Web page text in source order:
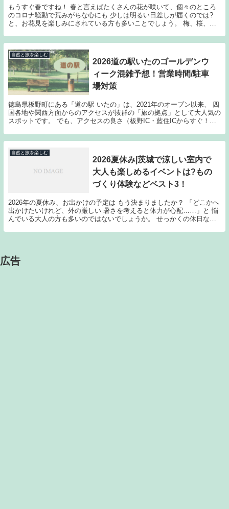
もうすぐ春ですね！ 春と言えばたくさんの花が咲いて、個々のところ
のコロナ騒動で荒みがちな心にも 少しは明るい日差しが届くのでは?
と、お花見を楽しみにされている方も多いことでしょう。 梅、桜、チ
自然と旅を楽しむ
2026道の駅いたのゴールデンウ
ィーク混雑予想！営業時間/駐車
場対策
徳島県板野町にある「道の駅 いたの」は、2021年のオープン以来、 四
国各地や関西方面からのアクセスが抜群の「旅の拠点」として大人気の
スポットです。 でも、アクセスの良さ（板野IC・藍住ICからすぐ！）
自然と旅を楽しむ
2026夏休み|茨城で涼しい室内で
大人も楽しめるイベントは?もの
づくり体験などベスト3！
2026年の夏休み、お出かけの予定は もう決まりましたか？ 「どこかへ
出かけたいけれど、外の厳しい 暑さを考えると体力が心配……」と 悩
んでいる大人の方も多いのではないでしょうか。 せっかくの休日な
広告